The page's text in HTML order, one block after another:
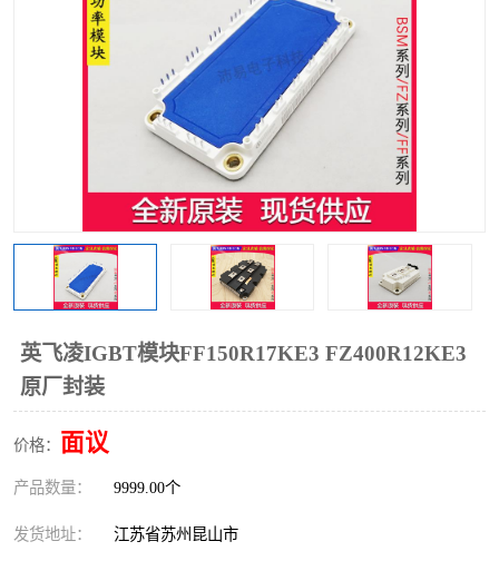
英飞凌IGBT模块FF150R17KE3 FZ400R12KE3
原厂封装
价格： 面议
产品数量： 9999.00个
发货地址： 江苏省苏州昆山市